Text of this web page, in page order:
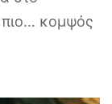
πιο… κομψός